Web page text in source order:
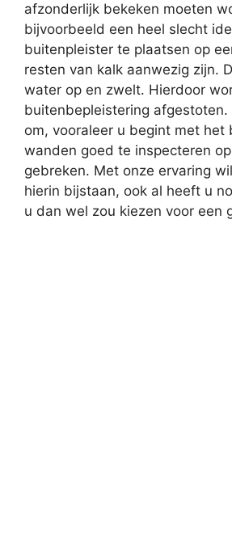
afzonderlijk bekeken moeten
bijvoorbeeld een heel slecht
buitenpleister te plaatsen op
resten van kalk aanwezig zijn.
water op en zwelt. Hierdoor
buitenbepleistering
om, vooraleer u begint met het
wanden goed te inspecteren
gebreken. Met onze ervaring
hierin bijstaan, ook al heeft u
u dan wel zou kiezen voor een